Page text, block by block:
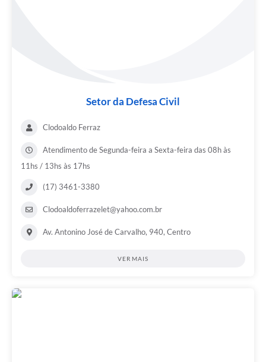
Setor da Defesa Civil
Clodoaldo Ferraz
Atendimento de Segunda-feira a Sexta-feira das 08h às
11hs / 13hs às 17hs
(17) 3461-3380
Clodoaldoferrazelet@yahoo.com.br
Av. Antonino José de Carvalho, 940, Centro
VER MAIS